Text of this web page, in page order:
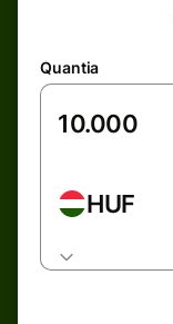
Quantia
HUF